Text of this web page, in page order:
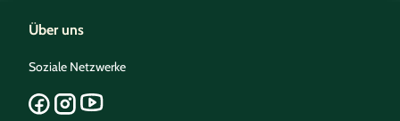
Über uns
Soziale Netzwerke